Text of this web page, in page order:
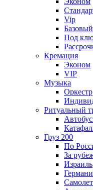
Vip
Под
Кремация
Эконом
VIP
Музыка
Оркестр
Ритуальный
Груз 200
По
За
Израиль